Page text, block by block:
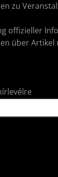
zu
offizieller
über Artikel